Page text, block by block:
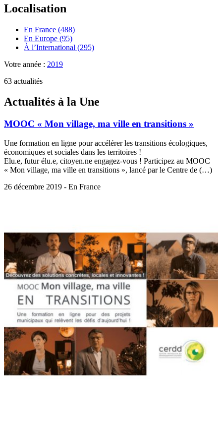
Localisation
En France (488)
En Europe (95)
À l’International (295)
Votre année : 2019
63 actualités
Actualités à la Une
MOOC « Mon village, ma ville en transitions »
Une formation en ligne pour accélérer les transitions écologiques,
économiques et sociales dans les territoires !
Elu.e, futur élu.e, citoyen.ne engagez-vous ! Participez au MOOC
« Mon village, ma ville en transitions », lancé par le Centre de (…)
26 décembre 2019 - En France